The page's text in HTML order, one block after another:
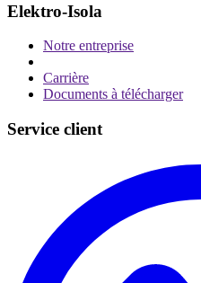
Elektro-Isola
Notre entreprise
Carrière
Documents à télécharger
Service client